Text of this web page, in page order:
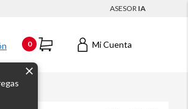
ASESOR IA
0 Mi Cuenta